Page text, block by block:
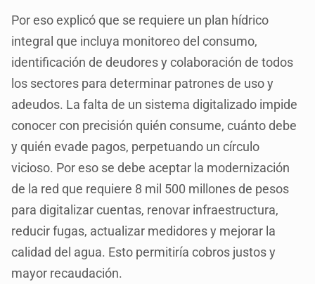
Por eso explicó que se requiere un plan hídrico
integral que incluya monitoreo del consumo,
identificación de deudores y colaboración de todos
los sectores para determinar patrones de uso y
adeudos. La falta de un sistema digitalizado impide
conocer con precisión quién consume, cuánto debe
y quién evade pagos, perpetuando un círculo
vicioso. Por eso se debe aceptar la modernización
de la red que requiere 8 mil 500 millones de pesos
para digitalizar cuentas, renovar infraestructura,
reducir fugas, actualizar medidores y mejorar la
calidad del agua. Esto permitiría cobros justos y
mayor recaudación.